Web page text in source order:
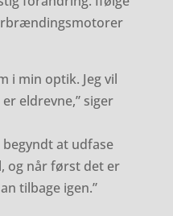
i min optik. Jeg vil
eldrevne,” siger
at udfase
og når først det er
tilbage igen.”